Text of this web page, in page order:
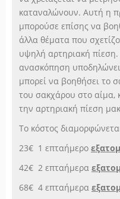
καταναλώνουν. Αυτή η
μπορούσε επίσης να
άλλα θέματα που
υψηλή αρτηριακή
ανασκόπηση υποδηλώνει
μπορεί να βοηθήσει το
του σακχάρου στο αίμα,
την αρτηριακή πίεση
Το κόστος
23€ 1 επταήμερο
42€ 2 επταήμερα
68€ 4 επταήμερα